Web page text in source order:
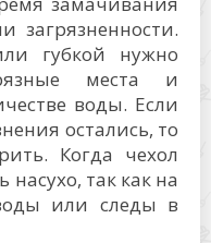
загрязненности.
губкой нужно
места и
воды. Если
остались, то
Когда чехол
так как на
или следы в